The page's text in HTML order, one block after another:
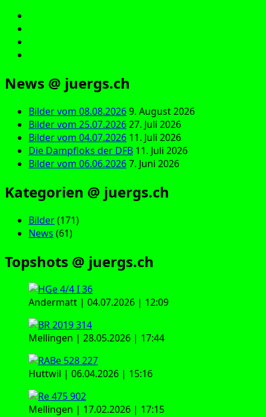
News @ juergs.ch
Bilder vom 08.08.20269. August 2026
Bilder vom 25.07.202627. Juli 2026
Bilder vom 04.07.2026 11. Juli 2026
Die Dampfloks der DFB 11. Juli 2026
Bilder vom 06.06.20267. Juni 2026
Kategorien @ juergs.ch
Bilder(171)
News (61)
Topshots @ juergs.ch
Andermatt | 04.07.2026 | 12:09
Mellingen | 28.05.2026 | 17:44
Huttwil | 06.04.2026 | 15:16
Mellingen | 17.02.2026 | 17:15